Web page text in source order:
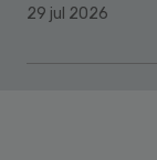
29 jul 2026